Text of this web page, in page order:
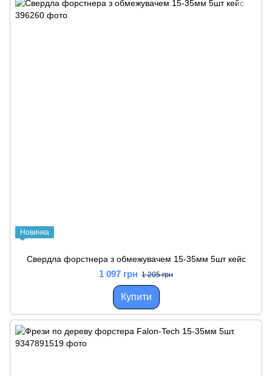
Новинка
Свердла форстнера з обмежувачем 15-35мм 5шт кейс
1 097 грн 1 205 грн
Купити